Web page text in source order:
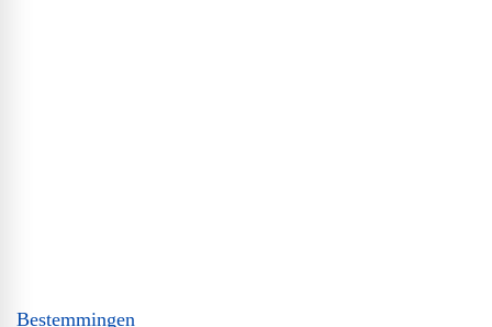
Bestemmingen